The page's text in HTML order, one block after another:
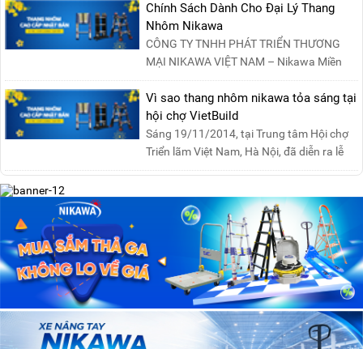
Chính Sách Dành Cho Đại Lý Thang
Nhôm Nikawa
CÔNG TY TNHH PHÁT TRIỂN THƯƠNG
MẠI NIKAWA VIỆT NAM – Nikawa Miền
Bắc: Số 19, Đường Trung ....
Vì sao thang nhôm nikawa tỏa sáng tại
hội chợ VietBuild
Sáng 19/11/2014, tại Trung tâm Hội chợ
Triển lãm Việt Nam, Hà Nội, đã diễn ra lễ
khai mạc “Triể....